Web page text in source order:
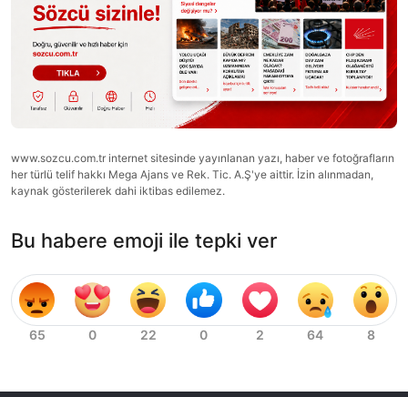
www.sozcu.com.tr internet sitesinde yayınlanan yazı, haber ve fotoğrafların
her türlü telif hakkı Mega Ajans ve Rek. Tic. A.Ş'ye aittir. İzin alınmadan,
kaynak gösterilerek dahi iktibas edilemez.
Bu habere emoji ile tepki ver